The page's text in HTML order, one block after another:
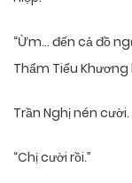
“Ừm… đến cả đồ
Thẩm Tiểu
Trần Nghị nén cười.
“Chị cười rồi.”